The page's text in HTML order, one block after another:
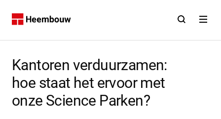
Home Open Open
Contact
Kantoren verduurzamen:
hoe staat het ervoor met
onze Science Parken?